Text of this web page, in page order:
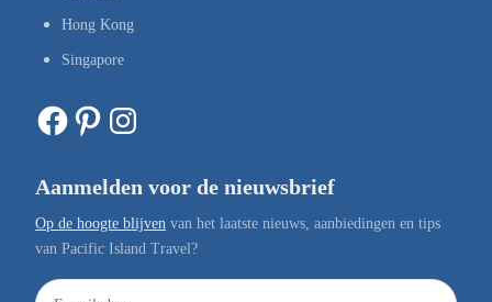
Hong Kong
Singapore
Facebook Pinterest Instagram
Aanmelden voor de nieuwsbrief
Op de hoogte blijven van het laatste nieuws, aanbiedingen en tips
van Pacific Island Travel?
E